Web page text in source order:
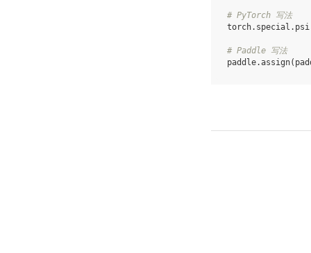
# PyTorch 写法
torch. special . psi
# Paddle 写法
paddle.assign(